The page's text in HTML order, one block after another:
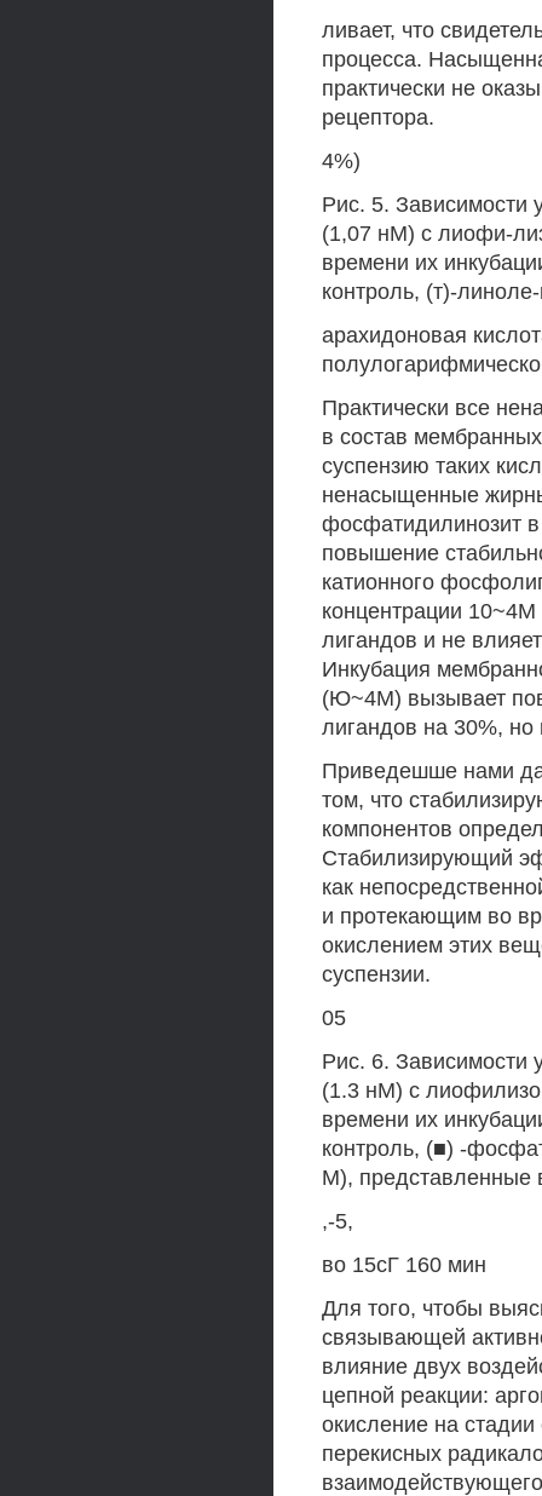
ливает, что
процесса.
практически не
рецептора.
4%)
Рис. 5. Зависимости
(1,07 нМ) с лиофи-
времени их
контроль, (т)-
арахидоновая
Практически все
в состав
суспензию таких
ненасыщенные
фосфатидилинозит
повышение
катионного
концентрации
лигандов и не
Инкубация
(Ю~4М) вызывает
лигандов на 30%, но
Приведешше нами
том, что
компонентов
Стабилизирующий
как
и протекающим во
окислением этих
суспензии.
05
Рис. 6. Зависимости
(1.3 нМ) с
времени их
контроль, (■) -
М), представленные
,-5,
во 15сГ 160 мин
Для того, чтобы
связывающей
влияние двух
цепной реакции:
окисление на
перекисных